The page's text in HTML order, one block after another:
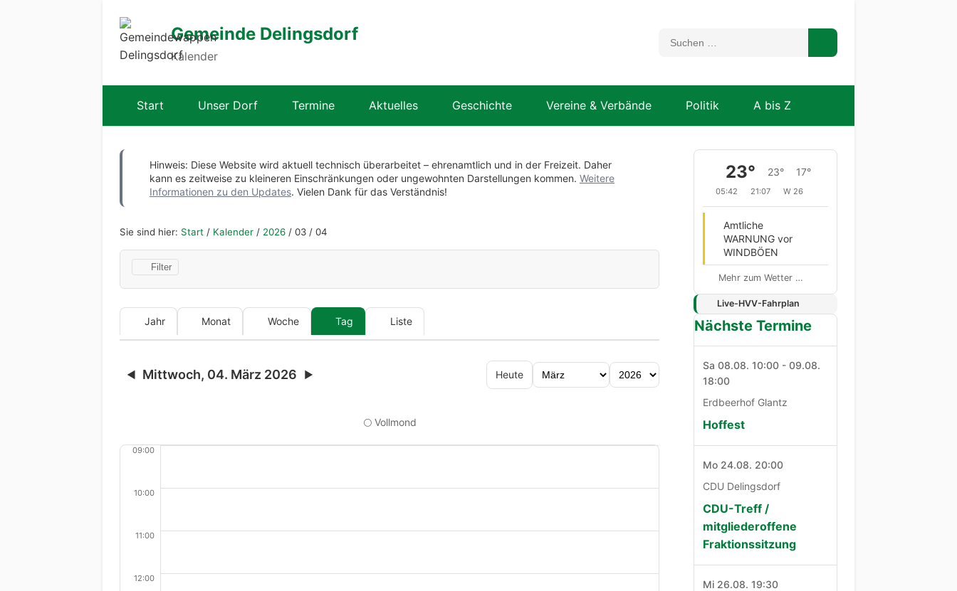
Gemeinde Delingsdorf
Kalender
Start Unser Dorf Termine Aktuelles Geschichte Vereine & Verbände Politik A bis Z
Hinweis: Diese Website wird aktuell technisch überarbeitet – ehrenamtlich und in der Freizeit. Daher
kann es zeitweise zu kleineren Einschränkungen oder ungewohnten Darstellungen kommen. Weitere
Informationen zu den Updates. Vielen Dank für das Verständnis!
Sie sind hier: Start / Kalender / 2026 / 03 / 04
Filter
Jahr Monat Woche Tag Liste
◀ Mittwoch, 04. März 2026 ▶ Heute
🌕 Vollmond
09:00
10:00
11:00
12:00
23° 23° 17°
05:42 21:07 W 26
Amtliche
WARNUNG vor
WINDBÖEN
Mehr zum Wetter …
Live-HVV-Fahrplan
Nächste Termine
Sa 08.08. 10:00 - 09.08.
18:00
Erdbeerhof Glantz
Hoffest
Mo 24.08. 20:00
CDU Delingsdorf
CDU-Treff /
mitgliederoffene
Fraktionssitzung
Mi 26.08. 19:30